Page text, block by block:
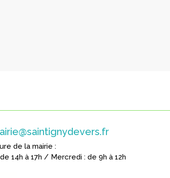
de la mairie :
14h à 17h / Mercredi : de 9h à 12h